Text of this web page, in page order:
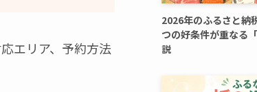
エリア、予約方法
2026年のふるさと納
つの好条件が重なる
説